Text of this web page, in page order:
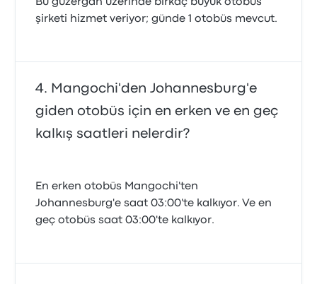
Bu güzergah üzerinde birkaç büyük otobüs
şirketi hizmet veriyor; günde 1 otobüs mevcut.
Mangochi'den Johannesburg'e
giden otobüs için en erken ve en geç
kalkış saatleri nelerdir?
En erken otobüs Mangochi'ten
Johannesburg'e saat 03:00'te kalkıyor. Ve en
geç otobüs saat 03:00'te kalkıyor.